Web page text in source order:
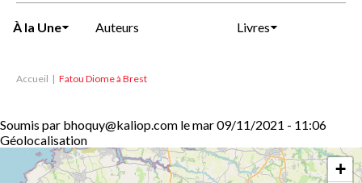
À la Une Auteurs Livres
Accueil Fatou Diome à Brest
Soumis par bhoquy@kaliop.com lemar 09/11/2021 - 11:06
Géolocalisation
+